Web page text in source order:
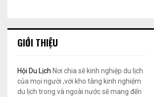
GIỚI THIỆU
Hội Du Lịch Nơi chia sẽ kinh nghiệp du lịch
của mọi người ,với kho tàng kinh nghiệm
du lịch trong và ngoài nước sẽ mang đến